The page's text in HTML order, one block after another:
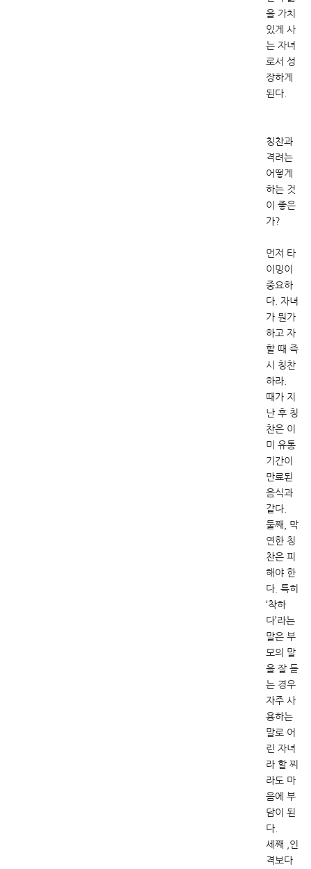
을 가치
있게 사
는 자녀
로서 성
장하게
된다.
칭찬과
격려는
어떻게
하는 것
이 좋은
가?
먼저 타
이밍이
중요하
다. 자녀
가 뭔가
하고 자
할 때 즉
시 칭찬
하라.
때가 지
난 후 칭
찬은 이
미 유통
기간이
만료된
음식과
같다.
둘째, 막
연한 칭
찬은 피
해야 한
다. 특히
‘착하
다’라는
말은 부
모의 말
을 잘 듣
는 경우
자주 사
용하는
말로 어
린 자녀
라 할 찌
라도 마
음에 부
담이 된
다.
세째 ,인
격보다